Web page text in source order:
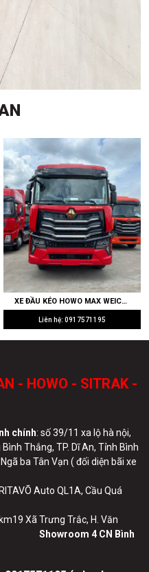
XE TẢI THÙNG SHACMAN X3000 4 CHÂN THÙNG MUI BẠT 9M7 - 400HP WEICHAI GIÁ TỐT
Liên hệ: 0917571195
- HOWO - SITRAK -
chính: số 39/11 xa lộ hà nội,
Thắng, TP. Dĩ An, Tỉnh Bình
ba Tân Vạn ( đối diện bãi xe
Auto QL1A, Cầu Quá
Xã Trưng Trắc, H. Văn
Showroom 4 CN Bình